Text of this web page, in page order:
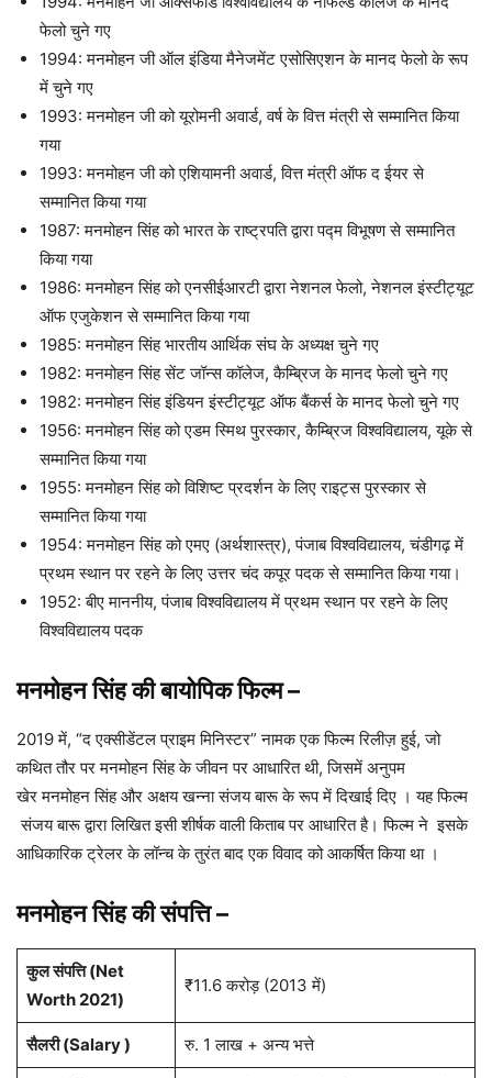
फेलो चुने गए
1994: मनमोहन जी ऑल इंडिया मैनेजमेंट एसोसिएशन के मानद फेलो के रूप
में चुने गए
1993: मनमोहन जी को यूरोमनी अवार्ड, वर्ष के वित्त मंत्री से सम्मानित किया
गया
1993: मनमोहन जी को एशियामनी अवार्ड, वित्त मंत्री ऑफ द ईयर से
सम्मानित किया गया
1987: मनमोहन सिंह को भारत के राष्ट्रपति द्वारा पद्म विभूषण से सम्मानित
किया गया
1986: मनमोहन सिंह को एनसीईआरटी द्वारा नेशनल फेलो, नेशनल इंस्टीट्यूट
ऑफ एजुकेशन से सम्मानित किया गया
1985: मनमोहन सिंह भारतीय आर्थिक संघ के अध्यक्ष चुने गए
1982: मनमोहन सिंह सेंट जॉन्स कॉलेज, कैम्ब्रिज के मानद फेलो चुने गए
1982: मनमोहन सिंह इंडियन इंस्टीट्यूट ऑफ बैंकर्स के मानद फेलो चुने गए
1956: मनमोहन सिंह को एडम स्मिथ पुरस्कार, कैम्ब्रिज विश्वविद्यालय, यूके से
सम्मानित किया गया
1955: मनमोहन सिंह को विशिष्ट प्रदर्शन के लिए राइट्स पुरस्कार से
सम्मानित किया गया
1954: मनमोहन सिंह को एमए (अर्थशास्त्र), पंजाब विश्वविद्यालय, चंडीगढ़ में
प्रथम स्थान पर रहने के लिए उत्तर चंद कपूर पदक से सम्मानित किया गया।
1952: बीए माननीय, पंजाब विश्वविद्यालय में प्रथम स्थान पर रहने के लिए
विश्वविद्यालय पदक
मनमोहन सिंह की बायोपिक फिल्म–
2019 में, “द एक्सीडेंटल प्राइम मिनिस्टर” नामक एक फिल्म रिलीज़ हुई, जो
कथित तौर पर मनमोहन सिंह के जीवन पर आधारित थी, जिसमें अनुपम
खेर मनमोहन सिंह और अक्षय खन्ना संजय बारू के रूप में दिखाई दिए । यह फिल्म
संजय बारू द्वारा लिखित इसी शीर्षक वाली किताब पर आधारित है। फिल्म ने इसके
आधिकारिक ट्रेलर के लॉन्च के तुरंत बाद एक विवाद को आकर्षित किया था ।
मनमोहन सिंह कीसंपत्ति–
कुल संपत्ति (Net
Worth 2021)
₹11.6 करोड़ (2013 में)
सैलरी (Salary ) रु. 1 लाख + अन्य भत्ते